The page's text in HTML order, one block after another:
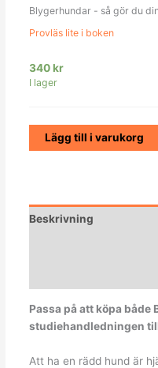
Blygerhundar - så gör du
Provläs lite i boken
340kr
I lager
Lägg till i varukorg
Beskrivning
Passa på att köpa både
studiehandledningen
Att ha en rädd hund är